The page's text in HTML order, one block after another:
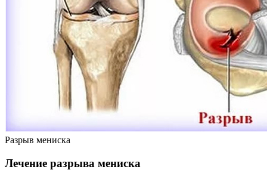
Разрыв мениска
Лечение разрыва мениска